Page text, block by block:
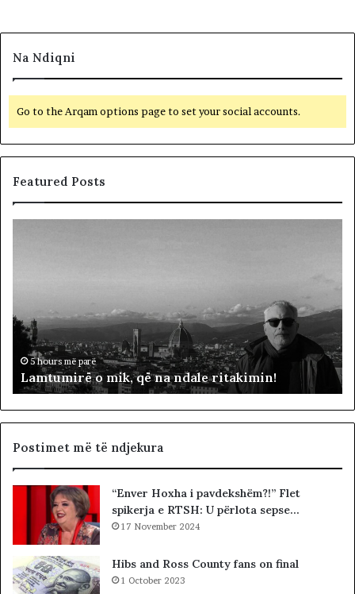
Na Ndiqni
Go to the Arqam options page to set your social accounts.
Featured Posts
i
m
i
k
,
d
l
5 hours më parë
Lamtumirë o mik, që na ndale ritakimin!
p
a
Postimet më të ndjekura
“Enver Hoxha i pavdekshëm?!” Flet
spikerja e RTSH: U përlota sepse…
17 November 2024
Hibs and Ross County fans on final
1 October 2023